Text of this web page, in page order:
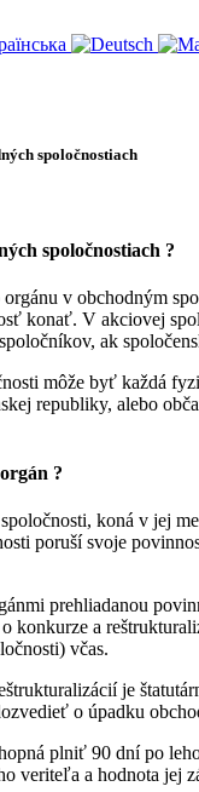
spoločnostiach
spoločnostiach ?
v obchodným
konať. V akciovej
ak
môže byť každá
republiky, alebo
?
koná v jej
poruší svoje
prehliadanou
konkurze a
včas.
je
o úpadku
plniť 90 dní po
veriteľa a hodnota jej